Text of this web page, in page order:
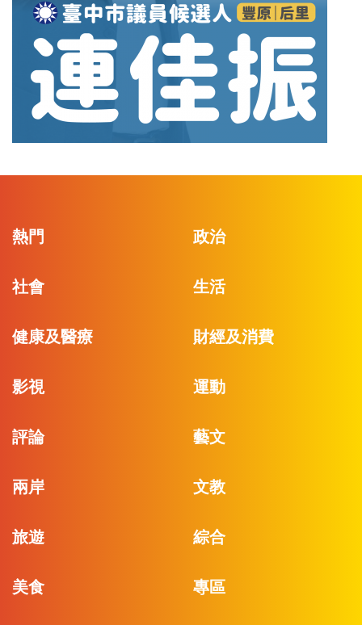
熱門 政治
社會 生活
健康及醫療 財經及消費
影視 運動
評論 藝文
兩岸 文教
旅遊 綜合
美食 專區